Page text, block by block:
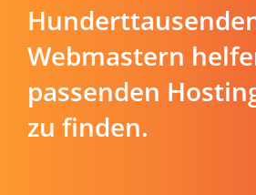
Webmastern
passenden
zu finden.